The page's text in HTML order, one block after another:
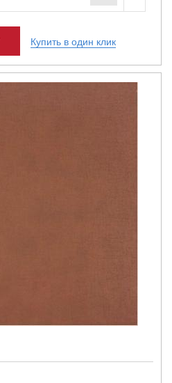
Купить в один клик